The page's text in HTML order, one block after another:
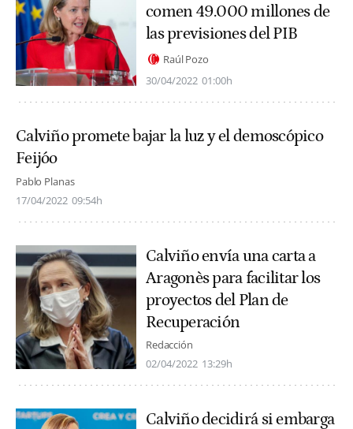
comen 49.000 millones de
las previsiones del PIB
Raúl Pozo
30/04/2022 01:00h
Calviño promete bajar la luz y el demoscópico
Feijóo
Pablo Planas
17/04/2022 09:54h
Calviño envía una carta a
Aragonès para facilitar los
proyectos del Plan de
Recuperación
Redacción
02/04/2022 13:29h
Calviño decidirá si embarga